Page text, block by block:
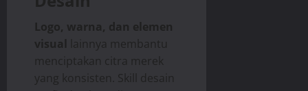
Logo, warna, dan elemen
visual lainnya membantu
menciptakan citra merek
yang konsisten. Skill desain